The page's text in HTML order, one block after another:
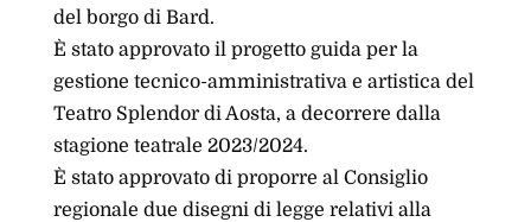
del borgo di Bard.
È stato approvato il progetto guida per la
gestione tecnico-amministrativa e artistica del
Teatro Splendor di Aosta, a decorrere dalla
stagione teatrale 2023/2024.
È stato approvato di proporre al Consiglio
regionale due disegni di legge relativi alla